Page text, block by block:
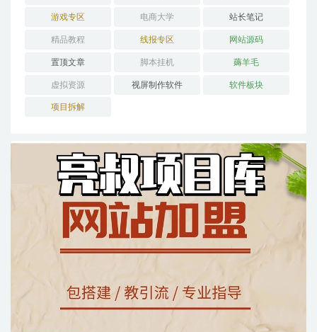
游戏专区 电商大学 站长笔记
精品教程 线报专区 网站源码
置顶文章 脚本挂机 薅羊毛
虚拟资源 视屏制作软件 软件板块
项目拆解